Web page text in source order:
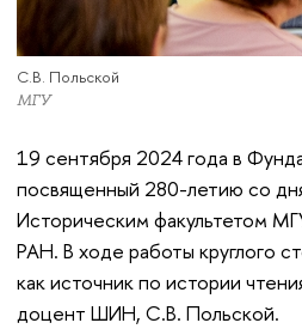
С.В. Польской
МГУ
19 сентября 2024 года в
посвященный 280-летию со
Историческим факультетом
РАН. В ходе работы круглого
как источник по истории
доцент ШИН, С.В. Польской.